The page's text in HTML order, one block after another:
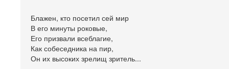
Блажен, кто посетил сей мир
В его минуты роковые,
Его призвали всеблагие,
Как собеседника на пир,
Он их высоких зрелищ зритель...